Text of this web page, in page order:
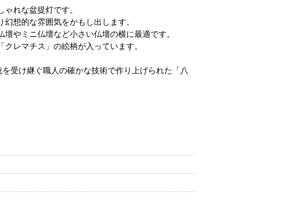
れな盆提灯です。
想的な雰囲気をかもし出します。
やミニ仏壇など小さい仏壇の横に最適です。
レマチス」の絵柄が入っています。
受け継ぐ職人の確かな技術で作り上げられた「八